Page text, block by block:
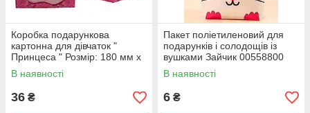
Коробка подарункова
картонна для дівчаток "
Принцеса " Розмір: 180 мм х
100 мм х 100 мм.
В наявності
36 ₴
Пакет поліетиленовий для
подарунків і солодощів із
вушками Зайчик 00558800
В наявності
6 ₴